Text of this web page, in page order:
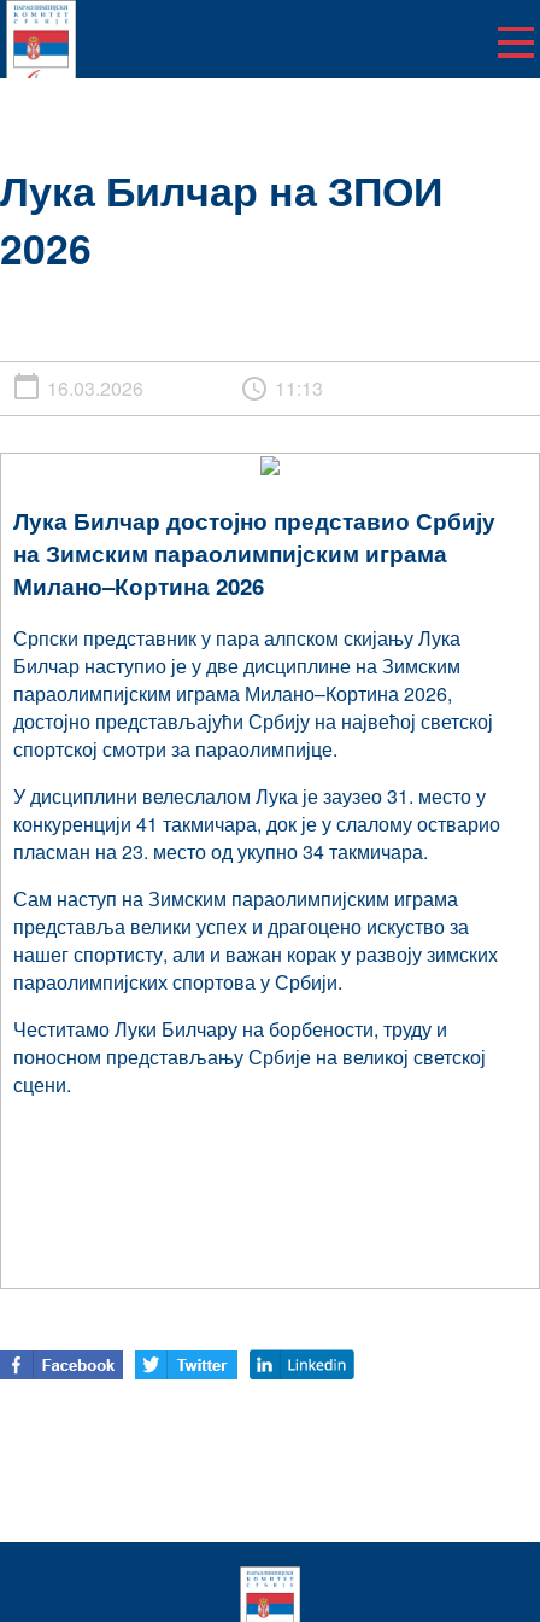
Лука Билчар на ЗПОИ
2026
16.03.2026 11:13
Лука Билчар достојно представио Србију
на Зимским параолимпијским играма
Милано–Кортина 2026
Српски представник у пара алпском скијању Лука
Билчар наступио је у две дисциплине на Зимским
параолимпијским играма Милано–Кортина 2026,
достојно представљајући Србију на највећој светској
спортској смотри за параолимпијце.
У дисциплини велеслалом Лука је заузео 31. место у
конкуренцији 41 такмичара, док је у слалому остварио
пласман на 23. место од укупно 34 такмичара.
Сам наступ на Зимским параолимпијским играма
представља велики успех и драгоцено искуство за
нашег спортисту, али и важан корак у развоју зимских
параолимпијских спортова у Србији.
Честитамо Луки Билчару на борбености, труду и
поносном представљању Србије на великој светској
сцени.